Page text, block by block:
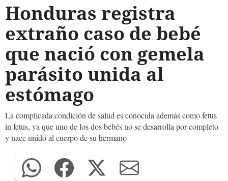
Honduras registra
extraño caso de bebé
que nació con gemela
parásito unida al
estómago
La complicada condición de salud es conocida además como fetus
in fetus, ya que uno de los dos bebés no se desarrolla por completo
y nace unido al cuerpo de su hermano